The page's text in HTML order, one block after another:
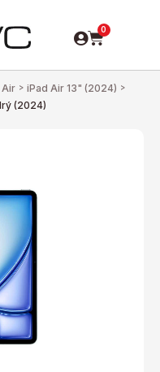
0
Air > iPad Air 13" (2024) >
(2024)